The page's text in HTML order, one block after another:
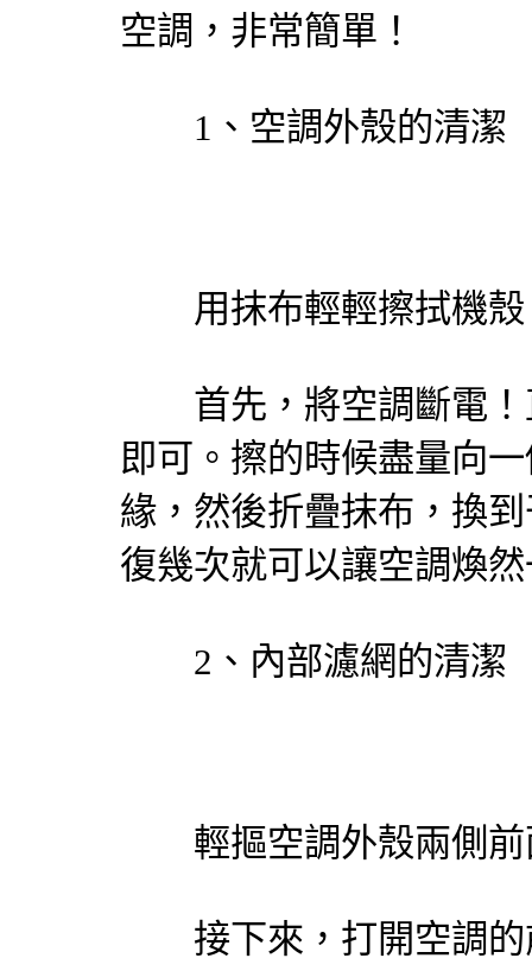
空調，非常簡單！
1、空調外殼的清潔
用抹布輕輕擦拭機殼
首先，將空調斷電！
即可。擦的時候盡量向
緣，然後折疊抹布，換
復幾次就可以讓空調煥
2、內部濾網的清潔
輕摳空調外殼兩側前
接下來，打開空調的